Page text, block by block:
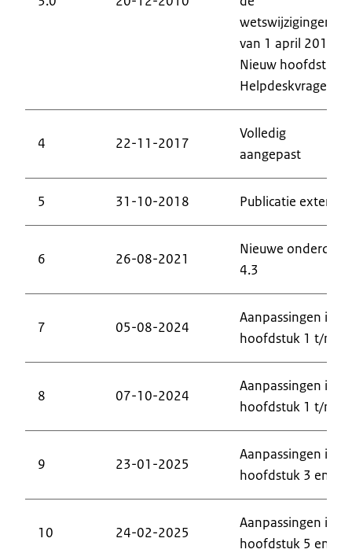
wetswijzigingen
van 1 april 2010.
Nieuw hoofdstuk
Helpdeskvragen
4 22-11-2017
Volledig
aangepast
5 31-10-2018 Publicatie extern
6 26-08-2021
Nieuwe onderdeel
4.3
7 05-08-2024
Aanpassingen in
hoofdstuk 1 t/m 6
8 07-10-2024
Aanpassingen in
hoofdstuk 1 t/m 6
9 23-01-2025
Aanpassingen in
hoofdstuk 3 en 5
10 24-02-2025
Aanpassingen in
hoofdstuk 5 en 6